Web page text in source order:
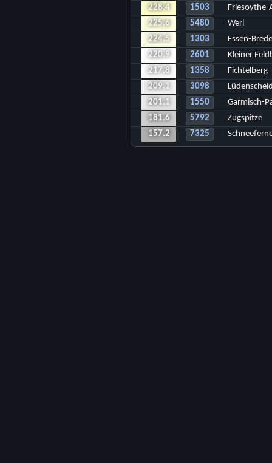
228.4 1503
225.6
5480
Werl
224.5
1303
Essen-
220.9
2601
Kleiner
217.8
1358
Fichtelberg
209.1
3098
201.1
1550
Garmisch-
181.6
5792
Zugspitze
157.2
7325